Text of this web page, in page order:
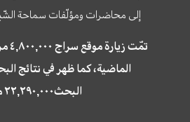
إلى محاضرات ومؤلّفات سماحة
الماضية، كما ظهر في نتائج
البحث٢٢,٢٩٠,٠٠٠ مرّة.